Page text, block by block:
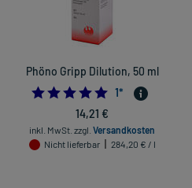
Phöno Gripp Dilution, 50 ml
5.0
1*
14,21 €
inkl. MwSt. zzgl. Versandkosten
Nicht lieferbar
284,20 € / l